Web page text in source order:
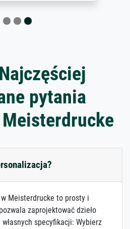
pytania
Meisterdrucke to prosty i
zaprojektować dzieło
specyfikacji: Wybierz